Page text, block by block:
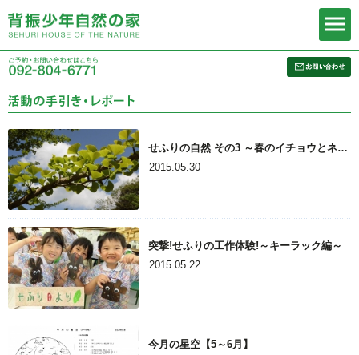
せふりの自然 その3 ～春のイチョウとネムノキ～
2015.05.30
突撃!せふりの工作体験!～キーラック編～
2015.05.22
今月の星空【5～6月】